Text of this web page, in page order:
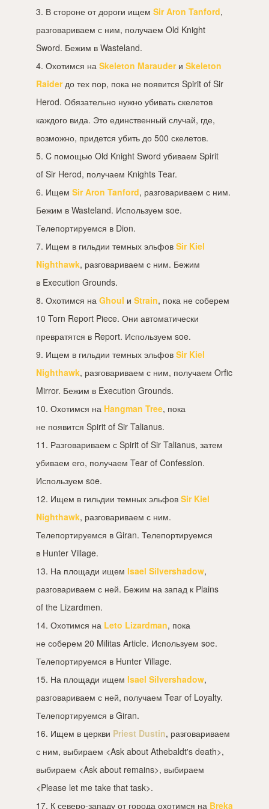
3. В стороне от дороги ищем Sir Aron Tanford,
разговариваем с ним, получаем Old Knight
Sword. Бежим в Wasteland.
4. Охотимся на Skeleton Marauderи Skeleton
Raiderдо тех пор, пока не появится Spirit of Sir
Herod. Обязательно нужно убивать скелетов
каждого вида. Это единственный случай, где,
возможно, придется убить до 500 скелетов.
5. C помощью Old Knight Sword убиваем Spirit
of Sir Herod, получаем Knights Tear.
6. Ищем Sir Aron Tanford, разговариваем с ним.
Бежим в Wasteland. Используем soe.
Телепортируемся в Dion.
7. Ищем в гильдии темных эльфов Sir Kiel
Nighthawk, разговариваем с ним. Бежим
в Execution Grounds.
8. Охотимся на Ghoul и Strain, пока не соберем
10 Torn Report Piece. Они автоматически
превратятся в Report. Используем soe.
9. Ищем в гильдии темных эльфов Sir Kiel
Nighthawk, разговариваем с ним, получаем Orfic
Mirror. Бежим в Execution Grounds.
10. Охотимся на Hangman Tree, пока
не появится Spirit of Sir Talianus.
11. Разговариваем с Spirit of Sir Talianus, затем
убиваем его, получаем Tear of Confession.
Используем soe.
12. Ищем в гильдии темных эльфов Sir Kiel
Nighthawk, разговариваем с ним.
Телепортируемся в Giran. Телепортируемся
в Hunter Village.
13. На площади ищем Isael Silvershadow,
разговариваем с ней. Бежим на запад к Plains
of the Lizardmen.
14. Охотимся на Leto Lizardman, пока
не соберем 20 Militas Article. Используем soe.
Телепортируемся в Hunter Village.
15. На площади ищем Isael Silvershadow,
разговариваем с ней, получаем Tear of Loyalty.
Телепортируемся в Giran.
16. Ищем в церкви Priest Dustin, разговариваем
с ним, выбираем <Ask about Athebaldt's death>,
выбираем <Ask about remains>, выбираем
<Please let me take that task>.
17. К северо-западу от города охотимся на Breka